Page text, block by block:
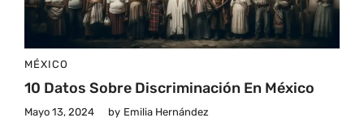
MÉXICO
10 Datos Sobre Discriminación En México
Mayo 13, 2024 by Emilia Hernández